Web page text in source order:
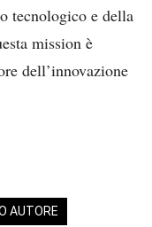
tecnologico e della
mission è
dell’innovazione
AUTORE